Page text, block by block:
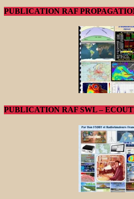
PUBLICATION RAF
PUBLICATION RAF SWL –